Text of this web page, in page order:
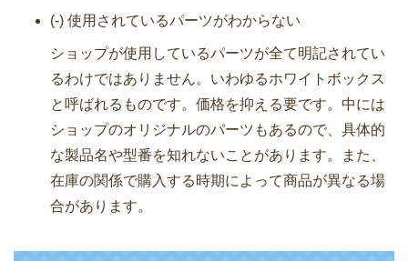
(-) 使用されているパーツがわからない
ショップが使用しているパーツが全て明記されてい
るわけではありません。いわゆるホワイトボックス
と呼ばれるものです。価格を抑える要です。中には
ショップのオリジナルのパーツもあるので、具体的
な製品名や型番を知れないことがあります。また、
在庫の関係で購入する時期によって商品が異なる場
合があります。